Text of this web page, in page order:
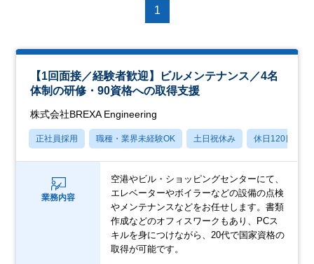
1
【1回面接／経験者歓迎】ビルメンテナンス／4名
体制の研修・90資格への取得支援
株式会社BREXA Engineering
正社員採用 職種・業界未経験OK 土日祝休み 休日120日以上
業務内容
空港やビル・ショッピングセンターにて、
エレベーターやボイラーなどの設備の点検
やメンテナンスなどをお任せします。書類
作成などのオフィスワークもあり、PCス
キルを身につけながら、20代で国家資格の
取得が可能です。